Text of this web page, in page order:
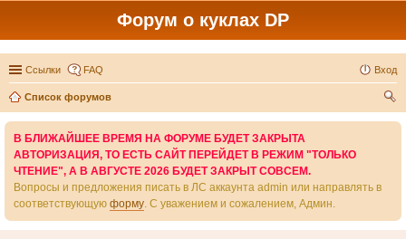
Форум о куклах DP
Ссылки FAQ Вход
Список форумов
В БЛИЖАЙШЕЕ ВРЕМЯ НА ФОРУМЕ БУДЕТ ЗАКРЫТА
АВТОРИЗАЦИЯ, ТО ЕСТЬ САЙТ ПЕРЕЙДЕТ В РЕЖИМ "ТОЛЬКО
ЧТЕНИЕ", А В АВГУСТЕ 2026 БУДЕТ ЗАКРЫТ СОВСЕМ.
Вопросы и предложения писать в ЛС аккаунта admin или направлять в
соответствующую форму. С уважением и сожалением, Админ.